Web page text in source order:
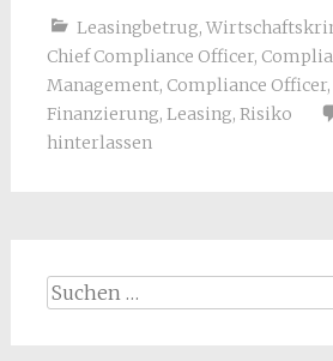
Leasingbetrug,
Chief Compliance Officer,
Management, Compliance Officer,
Finanzierung, Leasing, Risiko
hinterlassen
Suchen